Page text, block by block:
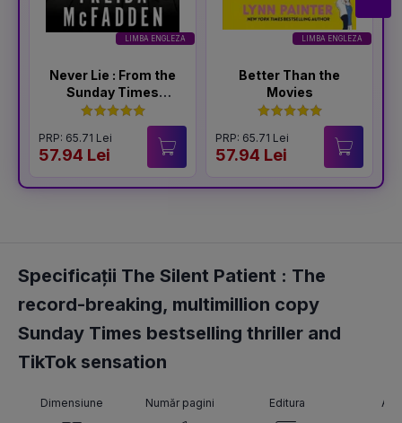
LIMBA ENGLEZA
Never Lie : From the
Sunday Times
Bestselling Author
of The Housemaid
PRP: 65.71 Lei
57.94 Lei
LIMBA ENGLEZA
Better Than the
Movies
PRP: 65.71 Lei
57.94 Lei
Specificații The Silent Patient : The
record-breaking, multimillion copy
Sunday Times bestselling thriller and
TikTok sensation
Dimensiune Număr pagini Editura